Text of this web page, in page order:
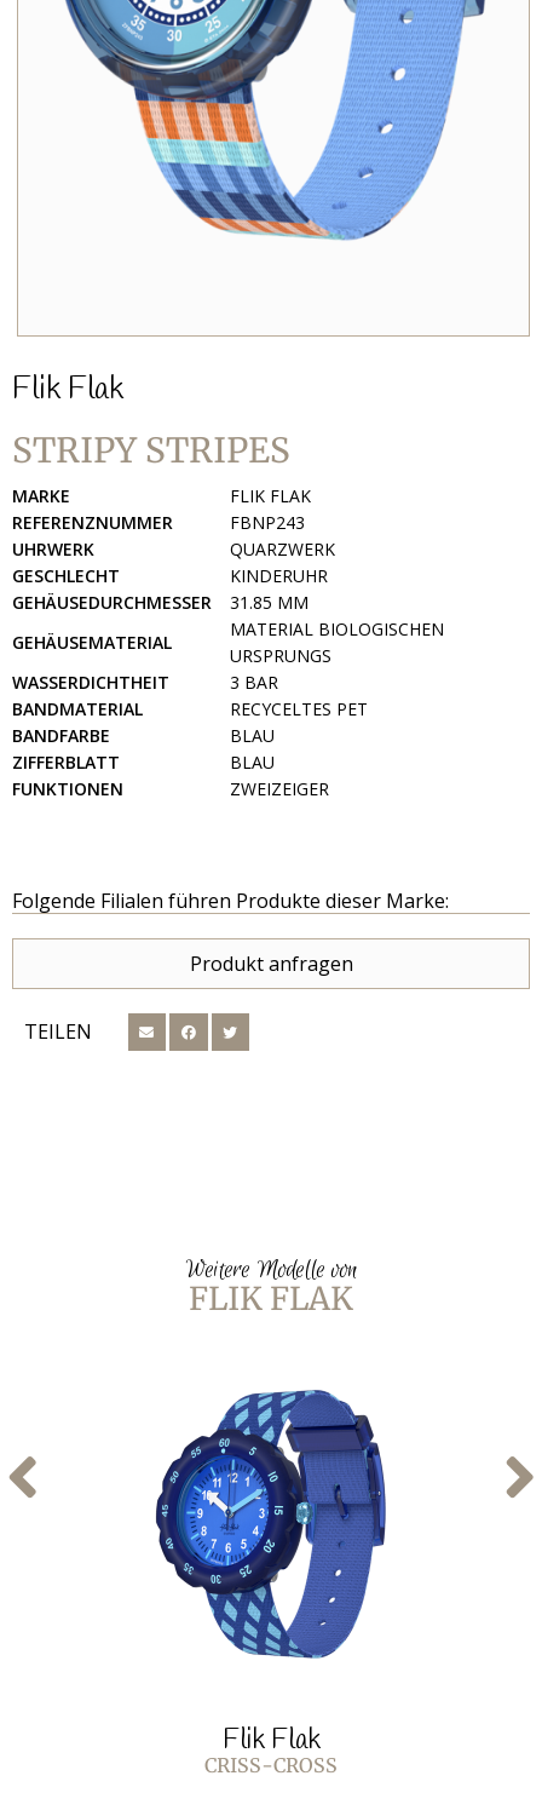
Flik Flak
STRIPY STRIPES
MARKE
FLIK FLAK
REFERENZNUMMER
FBNP243
UHRWERK
QUARZWERK
GESCHLECHT
KINDERUHR
GEHÄUSEDURCHMESSER
31.85 MM
GEHÄUSEMATERIAL
MATERIAL BIOLOGISCHEN
URSPRUNGS
WASSERDICHTHEIT
3 BAR
BANDMATERIAL
RECYCELTES PET
BANDFARBE
BLAU
ZIFFERBLATT
BLAU
FUNKTIONEN
ZWEIZEIGER
Folgende Filialen führen Produkte dieser Marke:
Produkt anfragen
TEILEN
Weitere Modelle von
FLIK FLAK
Flik Flak
CRISS-CROSS